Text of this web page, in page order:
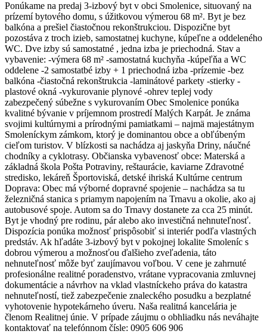
Ponúkame na predaj 3-izbový byt v obci Smolenice, situovaný na
prízemí bytového domu, s úžitkovou výmerou 68 m². Byt je bez
balkóna a prešiel čiastočnou rekonštrukciou. Dispozične byt
pozostáva z troch izieb, samostatnej kuchyne, kúpeľne a oddeleného
WC. Dve izby sú samostatné , jedna izba je priechodná. Stav a
vybavenie: -výmera 68 m² -samostatná kuchyňa -kúpeľňa a WC
oddelene -2 samostatbé izby + 1 priechodná izba -prízemie -bez
balkóna -čiastočná rekonštrukcia -laminátové parkety -stierky -
plastové okná -vykurovanie plynové -ohrev teplej vody
zabezpečený súbežne s vykurovaním Obec Smolenice ponúka
kvalitné bývanie v príjemnom prostredí Malých Karpát. Je známa
svojimi kultúrnymi a prírodnými pamiatkami – najmä majestátnym
Smoleníckym zámkom, ktorý je dominantou obce a obľúbeným
cieľom turistov. V blízkosti sa nachádza aj jaskyňa Driny, náučné
chodníky a cyklotrasy. Občianska vybavenosť obce: Materská a
základná škola Pošta Potraviny, reštaurácie, kaviarne Zdravotné
stredisko, lekáreň Športoviská, detské ihriská Kultúrne centrum
Doprava: Obec má výborné dopravné spojenie – nachádza sa tu
železničná stanica s priamym napojením na Trnavu a okolie, ako aj
autobusové spoje. Autom sa do Trnavy dostanete za cca 25 minút.
Byt je vhodný pre rodinu, pár alebo ako investičná nehnuteľnosť.
Dispozícia ponúka možnosť prispôsobiť si interiér podľa vlastných
predstáv. Ak hľadáte 3-izbový byt v pokojnej lokalite Smoleníc s
dobrou výmerou a možnosťou ďalšieho zveľadenia, táto
nehnuteľnosť môže byť zaujímavou voľbou. V cene je zahrnuté
profesionálne realitné poradenstvo, vrátane vypracovania zmluvnej
dokumentácie a návrhov na vklad vlastníckeho práva do katastra
nehnuteľností, tiež zabezpečenie znaleckého posudku a bezplatné
vyhotovenie hypotekárneho úveru. Naša realitná kancelária je
členom Realitnej únie. V prípade záujmu o obhliadku nás neváhajte
kontaktovať na telefónnom čísle: 0905 606 906